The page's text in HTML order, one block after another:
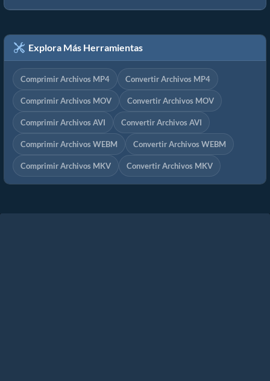
Explora Más Herramientas
Comprimir Archivos MP4 Convertir Archivos MP4
Comprimir Archivos MOV Convertir Archivos MOV
Comprimir Archivos AVI Convertir Archivos AVI
Comprimir Archivos WEBM Convertir Archivos WEBM
Comprimir Archivos MKV Convertir Archivos MKV